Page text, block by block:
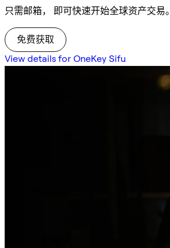
只需邮箱， 即可快速开始全球资产交易。
免费获取
View details for OneKey Sifu